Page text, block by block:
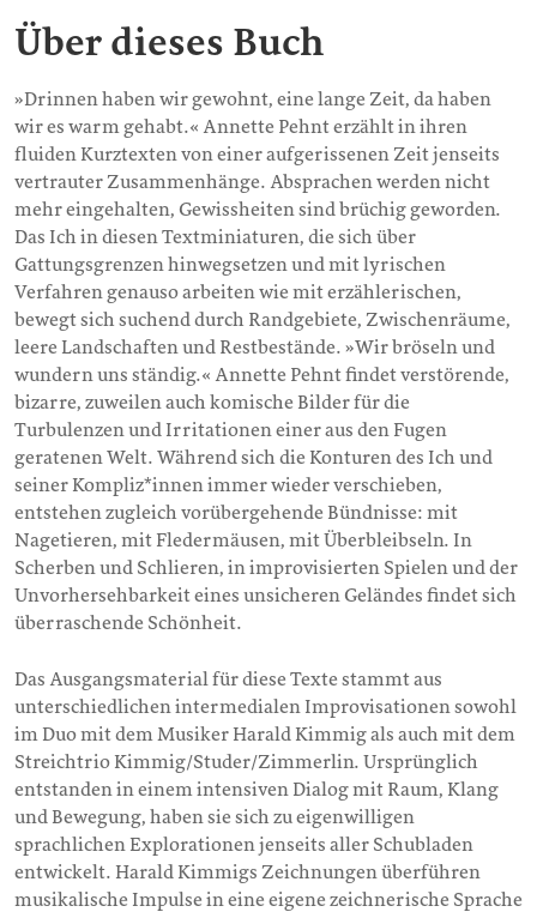
Über dieses Buch
»Drinnen haben wir gewohnt, eine lange Zeit, da haben
wir es warm gehabt.« Annette Pehnt erzählt in ihren
fluiden Kurztexten von einer aufgerissenen Zeit jenseits
vertrauter Zusammenhänge. Absprachen werden nicht
mehr eingehalten, Gewissheiten sind brüchig geworden.
Das Ich in diesen Textminiaturen, die sich über
Gattungsgrenzen hinwegsetzen und mit lyrischen
Verfahren genauso arbeiten wie mit erzählerischen,
bewegt sich suchend durch Randgebiete, Zwischenräume,
leere Landschaften und Restbestände. »Wir bröseln und
wundern uns ständig.« Annette Pehnt findet verstörende,
bizarre, zuweilen auch komische Bilder für die
Turbulenzen und Irritationen einer aus den Fugen
geratenen Welt. Während sich die Konturen des Ich und
seiner Kompliz*innen immer wieder verschieben,
entstehen zugleich vorübergehende Bündnisse: mit
Nagetieren, mit Fledermäusen, mit Überbleibseln. In
Scherben und Schlieren, in improvisierten Spielen und der
Unvorhersehbarkeit eines unsicheren Geländes findet sich
überraschende Schönheit.
Das Ausgangsmaterial für diese Texte stammt aus
unterschiedlichen intermedialen Improvisationen sowohl
im Duo mit dem Musiker Harald Kimmig als auch mit dem
Streichtrio Kimmig/Studer/Zimmerlin. Ursprünglich
entstanden in einem intensiven Dialog mit Raum, Klang
und Bewegung, haben sie sich zu eigenwilligen
sprachlichen Explorationen jenseits aller Schubladen
entwickelt. Harald Kimmigs Zeichnungen überführen
musikalische Impulse in eine eigene zeichnerische Sprache